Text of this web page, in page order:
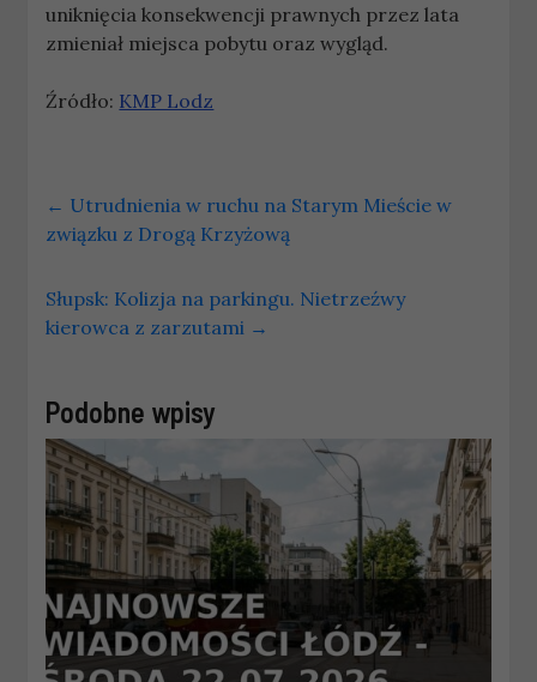
uniknięcia konsekwencji prawnych przez lata
zmieniał miejsca pobytu oraz wygląd.
Źródło: KMP Lodz
← Utrudnienia w ruchu na Starym Mieście w
związku z Drogą Krzyżową
Słupsk: Kolizja na parkingu. Nietrzeźwy
kierowca z zarzutami →
Podobne wpisy